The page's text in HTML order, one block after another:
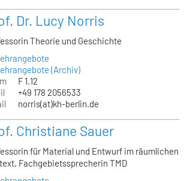
Dr. Lucy Norris
Theorie und Geschichte
(Archiv)
F 1.12
+49 178 2056533
norris(at)kh-berlin.de
Christiane Sauer
für Material und Entwurf im räumlichen
Fachgebietssprecherin TMD